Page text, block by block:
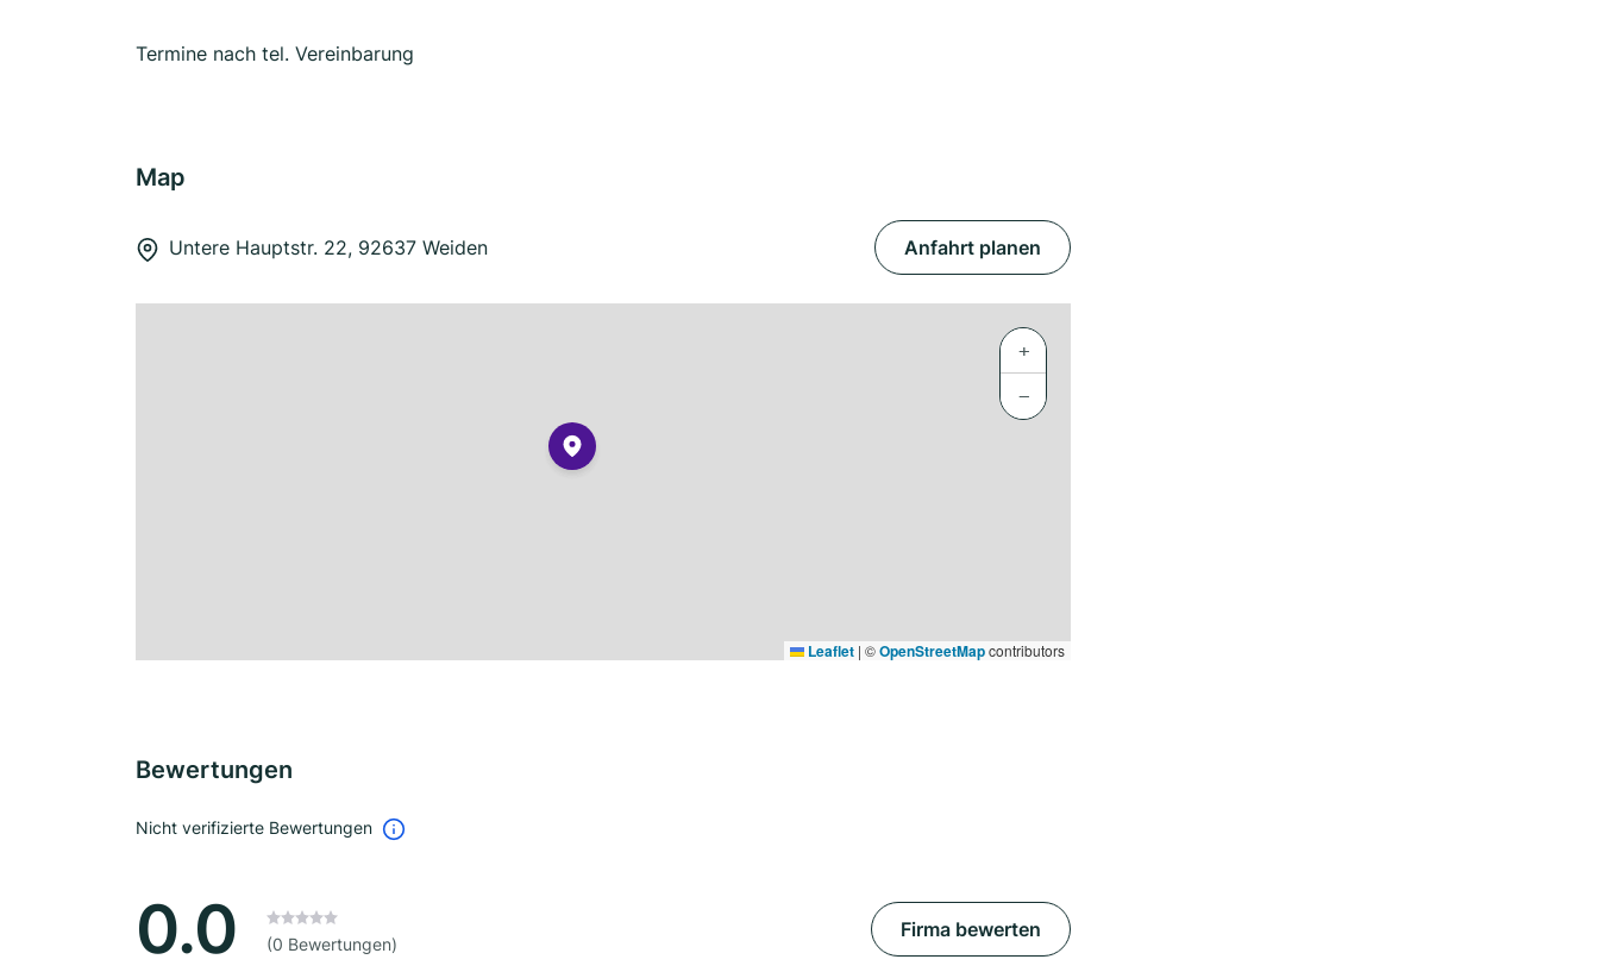
Termine nach tel. Vereinbarung
Map
Untere Hauptstr. 22, 92637 Weiden Anfahrt planen
+
−
Leaflet | ©OpenStreetMapcontributors
Bewertungen
Nicht verifizierte Bewertungen
0.0 (0 Bewertungen)
Firma bewerten